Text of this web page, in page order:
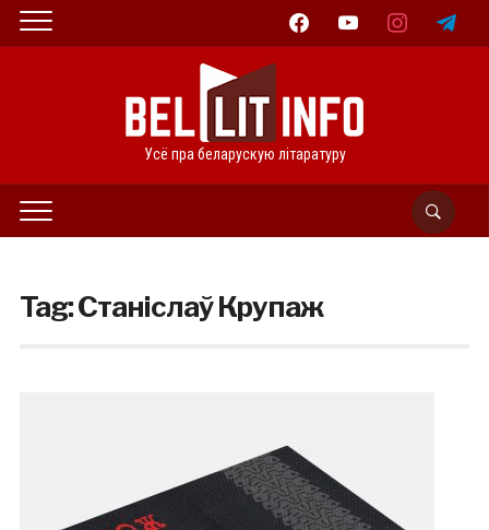
facebookyoutube instagramtelegram
Усё пра беларускую літаратуру
Tag:Станіслаў Крупаж